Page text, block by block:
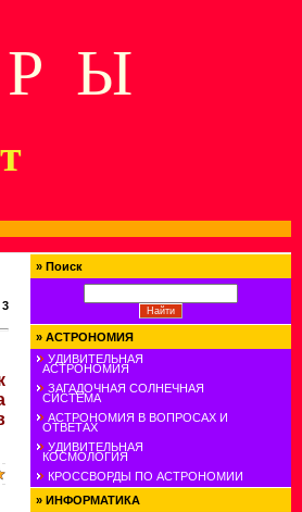
Ы
3
» Поиск
» АСТРОНОМИЯ
УДИВИТЕЛЬНАЯ
АСТРОНОМИЯ
ЗАГАДОЧНАЯ СОЛНЕЧНАЯ
СИСТЕМА
АСТРОНОМИЯ В ВОПРОСАХ И
ОТВЕТАХ
УДИВИТЕЛЬНАЯ
КОСМОЛОГИЯ
КРОССВОРДЫ ПО АСТРОНОМИИ
» ИНФОРМАТИКА